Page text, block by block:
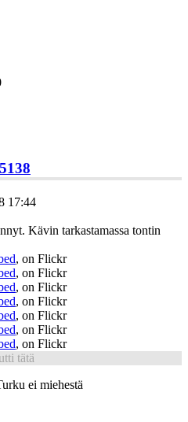
17:44
Kävin tarkastamassa tontin
, on Flickr
, on Flickr
, on Flickr
, on Flickr
, on Flickr
, on Flickr
, on Flickr
tätä
ei miehestä